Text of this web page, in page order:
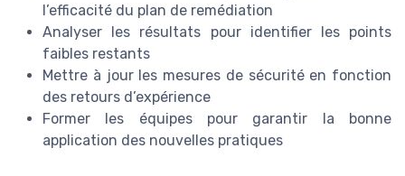
l’efficacité du plan de remédiation
Analyser les résultats pour identifier les points
faibles restants
Mettre à jour les mesures de sécurité en fonction
des retours d’expérience
Former les équipes pour garantir la bonne
application des nouvelles pratiques